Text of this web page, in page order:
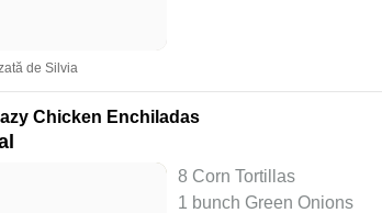
de Silvia
Chicken Enchiladas
8 Corn Tortillas
1 bunch Green Onions